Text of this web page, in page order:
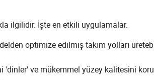
ilgilidir. İşte en etkili uygulamalar.
optimize edilmiş takım yolları
'dinler' ve mükemmel yüzey kalitesini